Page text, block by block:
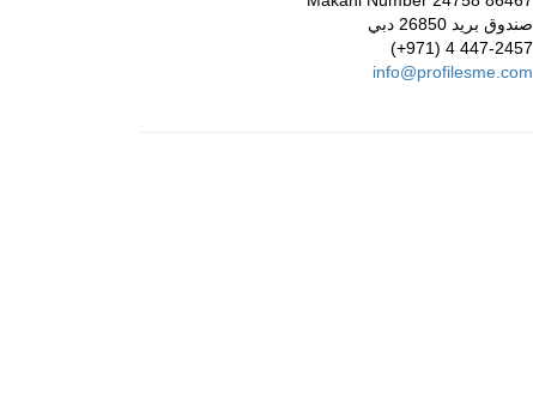
صندوق بريد 26850 دبي
(+971) 4 447-2457
info@profilesme.com